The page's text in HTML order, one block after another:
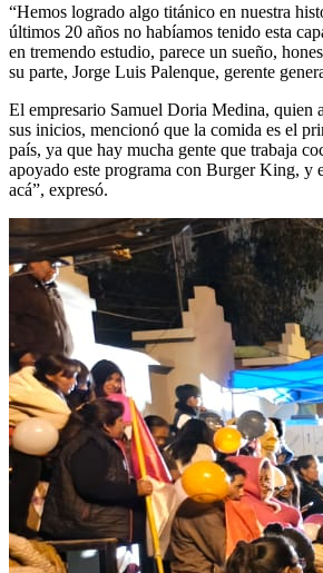
“Hemos logrado algo titánico en nuestra
últimos 20 años no habíamos tenido esta
en tremendo estudio, parece un sueño,
su parte, Jorge Luis Palenque, gerente
El empresario Samuel Doria Medina, quien
sus inicios, mencionó que la comida es el
país, ya que hay mucha gente que trabaja
apoyado este programa con Burger King, y
acá”, expresó.